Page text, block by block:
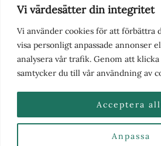
Vi värdesätter din integritet
Vi använder cookies för att förbättra
visa personligt anpassade annonser
analysera vår trafik. Genom att klicka
samtycker du till vår användning av
Anpassa
Acceptera
KalmarPosten är en modern
fokus på Kalmarregionen, men också
perspektivet, vill vi vara din
berättelser och engagemang.
fick nya ägare
Nyhetstips eller frågor?Kontakta